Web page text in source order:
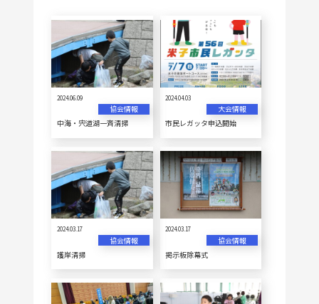
2024.06.09
協会情報
中海・宍道湖一斉清掃
2024.04.03
大会情報
市民レガッタ申込開始
2024.03.17
協会情報
護岸清掃
2024.03.17
協会情報
掲示板除幕式